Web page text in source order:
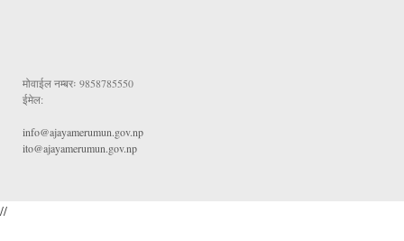
मोवाईल नम्बरः 9858785550
ईमेल:
info@ajayamerumun.gov.np
ito@ajayamerumun.gov.np
//